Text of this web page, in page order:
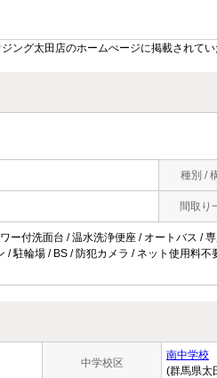
グ太田店のホームぺージに掲載されて
種別 /
間取り
ー付洗面台 / 温水洗浄便座 / オートバス /
/ 駐輪場 / BS / 防犯カメラ / ネット使用料
中学校区
南中学校
(群馬県太